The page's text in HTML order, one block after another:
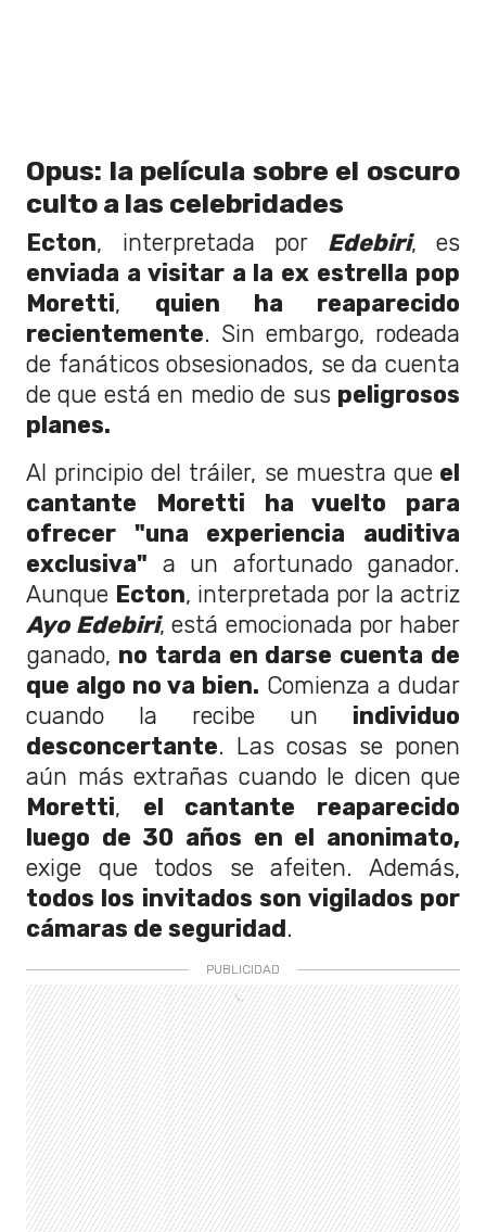
Opus: la película sobre el oscuro
culto a las celebridades
Ecton, interpretada por Edebiri, es
enviada a visitar a la ex estrella pop
Moretti, quien ha reaparecido
recientemente. Sin embargo, rodeada
de fanáticos obsesionados, se da cuenta
de que está en medio de sus peligrosos
planes.
Al principio del tráiler, se muestra queel
cantante Moretti ha vuelto para
ofrecer "una experiencia auditiva
exclusiva" a un afortunado ganador.
Aunque Ecton, interpretada por la actriz
Ayo Edebiri, está emocionada por haber
ganado, no tarda en darse cuenta de
que algo no va bien. Comienza a dudar
cuando la recibe un individuo
desconcertante. Las cosas se ponen
aún más extrañas cuando le dicen que
Moretti, el cantante reaparecido
luego de 30 años en el anonimato,
exige que todos se afeiten. Además,
todos los invitados son vigilados por
cámaras de seguridad.